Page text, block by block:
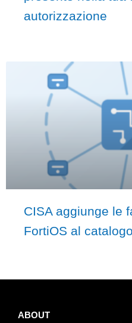
autorizzazione
CISA aggiunge le
FortiOS al
ABOUT